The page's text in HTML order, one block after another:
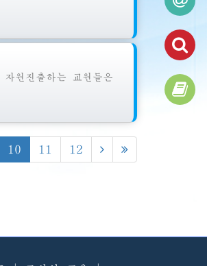
원진출하는 교원들은
10 11 12